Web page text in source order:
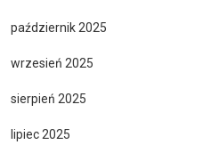
październik 2025
wrzesień 2025
sierpień 2025
lipiec 2025